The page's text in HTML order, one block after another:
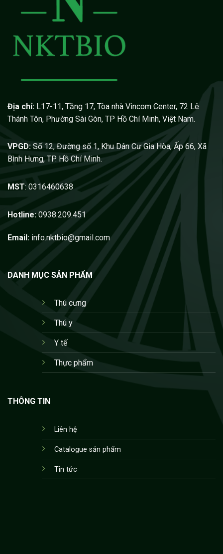
Địa chỉ: L17-11, Tầng 17, Tòa nhà Vincom Center, 72 Lê
Thánh Tôn, Phường Sài Gòn, TP Hồ Chí Minh, Việt Nam.
VPGD: Số 12, Đường số 1, Khu Dân Cư Gia Hòa, Ấp 66, Xã
Bình Hưng, TP. Hồ Chí Minh.
MST: 0316460638
Hotline: 0938.209.451
Email: info.nktbio@gmail.com
DANH MỤC SẢN PHẨM
Thú cưng
Thú y
Y tế
Thực phẩm
THÔNG TIN
Liên hệ
Catalogue sản phẩm
Tin tức